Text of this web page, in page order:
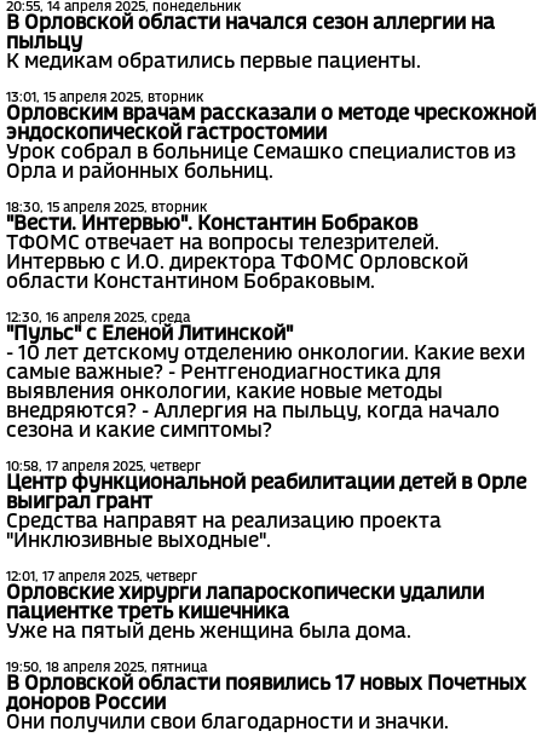
20:55, 14 апреля 2025, понедельник
В Орловской области начался сезон аллергии на
пыльцу
К медикам обратились первые пациенты.
13:01, 15 апреля 2025, вторник
Орловским врачам рассказали о методе чрескожной
эндоскопической гастростомии
Урок собрал в больнице Семашко специалистов из
Орла и районных больниц.
18:30, 15 апреля 2025, вторник
"Вести. Интервью". Константин Бобраков
ТФОМС отвечает на вопросы телезрителей.
Интервью с И.О. директора ТФОМС Орловской
области Константином Бобраковым.
12:30, 16 апреля 2025, среда
"Пульс" с Еленой Литинской"
- 10 лет детскому отделению онкологии. Какие вехи
самые важные? - Рентгенодиагностика для
выявления онкологии, какие новые методы
внедряются? - Аллергия на пыльцу, когда начало
сезона и какие симптомы?
10:58, 17 апреля 2025, четверг
Центр функциональной реабилитации детей в Орле
выиграл грант
Средства направят на реализацию проекта
"Инклюзивные выходные".
12:01, 17 апреля 2025, четверг
Орловские хирурги лапароскопически удалили
пациентке треть кишечника
Уже на пятый день женщина была дома.
19:50, 18 апреля 2025, пятница
В Орловской области появились 17 новых Почетных
доноров России
Они получили свои благодарности и значки.